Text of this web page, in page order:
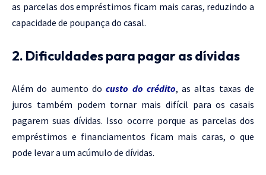
as parcelas dos empréstimos ficam mais caras, reduzindo a
capacidade de poupança do casal.
2. Dificuldades para pagar as dívidas
Além do aumento docusto do crédito, as altas taxas de
juros também podem tornar mais difícil para os casais
pagarem suas dívidas. Isso ocorre porque as parcelas dos
empréstimos e financiamentos ficam mais caras, o que
pode levar a um acúmulo de dívidas.